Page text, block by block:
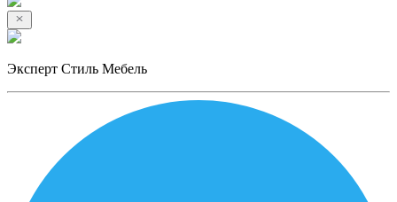
Эксперт Стиль Мебель